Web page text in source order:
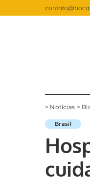
> Notícias >
Brasil